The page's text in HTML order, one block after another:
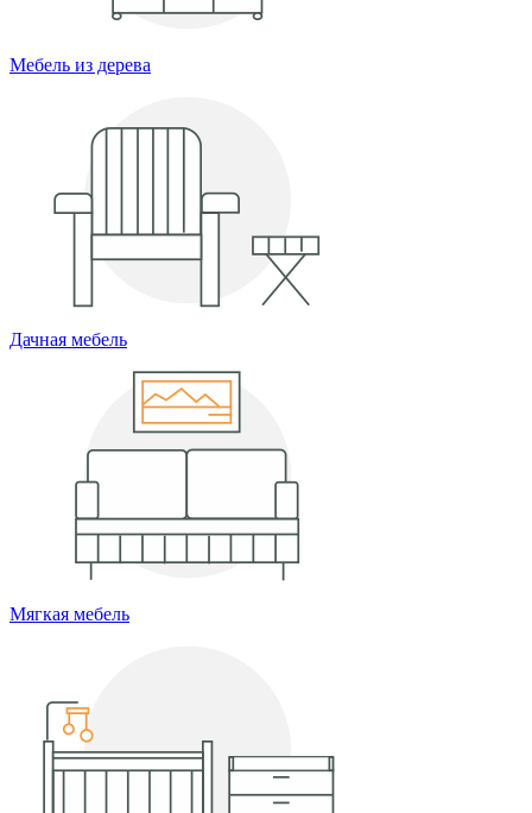
Мебель из дерева
Дачная мебель
Мягкая мебель